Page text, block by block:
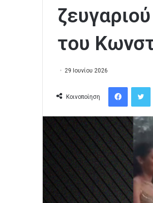
του
29 Ιουνίου 2026
Κοινοποίηση